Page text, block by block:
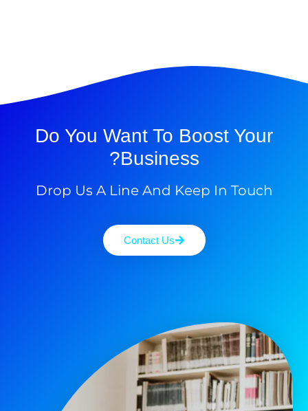
Do You Want To Boost Your
Business?
Drop Us A Line And Keep In Touch
Contact Us